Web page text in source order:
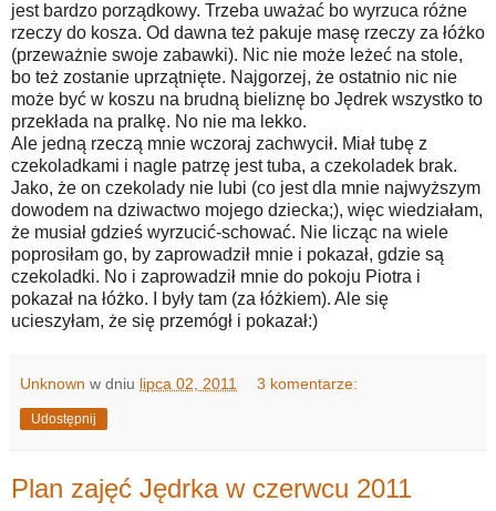
jest bardzo porządkowy. Trzeba uważać bo wyrzuca różne
rzeczy do kosza. Od dawna też pakuje masę rzeczy za łóżko
(przeważnie swoje zabawki). Nic nie może leżeć na stole,
bo też zostanie uprzątnięte. Najgorzej, że ostatnio nic nie
może być w koszu na brudną bieliznę bo Jędrek wszystko to
przekłada na pralkę. No nie ma lekko.
Ale jedną rzeczą mnie wczoraj zachwycił. Miał tubę z
czekoladkami i nagle patrzę jest tuba, a czekoladek brak.
Jako, że on czekolady nie lubi (co jest dla mnie najwyższym
dowodem na dziwactwo mojego dziecka;), więc wiedziałam,
że musiał gdzieś wyrzucić-schować. Nie licząc na wiele
poprosiłam go, by zaprowadził mnie i pokazał, gdzie są
czekoladki. No i zaprowadził mnie do pokoju Piotra i
pokazał na łóżko. I były tam (za łóżkiem). Ale się
ucieszyłam, że się przemógł i pokazał:)
Unknown w dniu lipca 02, 2011 3 komentarze:
Udostępnij
Plan zajęć Jędrka w czerwcu 2011